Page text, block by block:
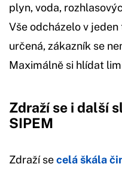
plyn, voda,
Vše odcházelo v
určená, zákazník se
Maximálně si hlídat
Zdraží se i další
SIPEM
Zdraží secelá škála